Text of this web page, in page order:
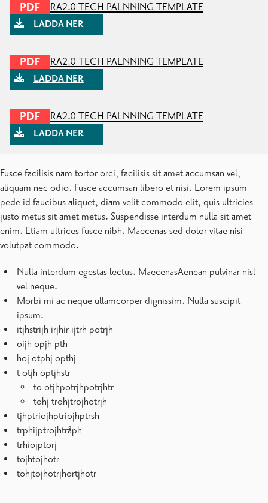
RA2.0 TECH PALNNING TEMPLATE
LADDA NER
RA2.0 TECH PALNNING TEMPLATE
LADDA NER
RA2.0 TECH PALNNING TEMPLATE
LADDA NER
Fusce facilisis nam tortor orci, facilisis sit amet accumsan vel,
aliquam nec odio. Fusce accumsan libero et nisi. Lorem ipsum
pede id faucibus aliquet, diam velit commodo elit, quis ultricies
justo metus sit amet metus. Suspendisse interdum nulla sit amet
enim. Etiam ultrices fusce nibh. Maecenas sed dolor vitae nisi
volutpat commodo.
Nulla interdum egestas lectus. MaecenasAenean pulvinar nisl
vel neque.
Morbi mi ac neque ullamcorper dignissim. Nulla suscipit
ipsum.
itjhstrijh irjhir ijtrh potrjh
oijh opjh pth
hoj otphj opthj
t otjh optjhstr
to otjhpotrjhpotrjhtr
tohj trohjtrojhotrjh
tjhptriojhptriojhptrsh
trphijptrojhtråph
trhiojptorj
tojhtojhotr
tohjtojhotrjhortjhotr